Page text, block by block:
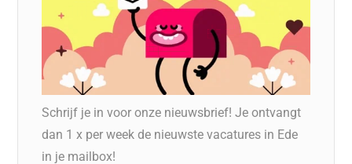
Schrijf je in voor onze nieuwsbrief! Je ontvangt
dan 1 x per week de nieuwste vacatures in Ede
in je mailbox!